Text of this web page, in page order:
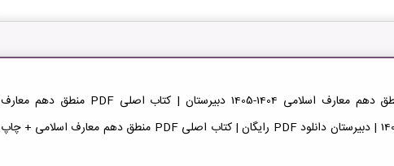
دانلود کتاب منطق دهم معارف اسلامی 1404-1405 دبیرستان | کتاب اصلی PDF منطق دهم معارف
اسلامی 1404-1405 | دبیرستان دانلود PDF رایگان | کتاب اصلی PDF منطق دهم معارف اسلامی + چاپ